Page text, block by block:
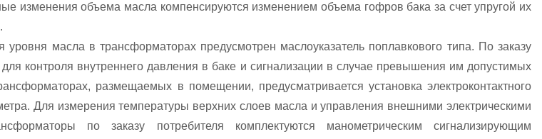
изменения объема масла компенсируются изменением объема гофров бака за счет упругой их
уровня масла в трансформаторах предусмотрен маслоуказатель поплавкового типа. По заказу
для контроля внутреннего давления в баке и сигнализации в случае превышения им допустимых
размещаемых в помещении, предусматривается установка электроконтактного
Для измерения температуры верхних слоев масла и управления внешними электрическими
по заказу потребителя комплектуются манометрическим сигнализирующим